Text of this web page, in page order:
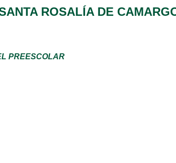
ROSALÍA DE
PREESCOLAR